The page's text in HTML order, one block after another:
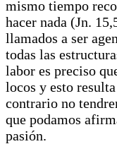
mismo tiempo
hacer nada (Jn.
llamados a ser
todas las
labor es preciso
locos y esto
contrario no
que podamos
pasión.